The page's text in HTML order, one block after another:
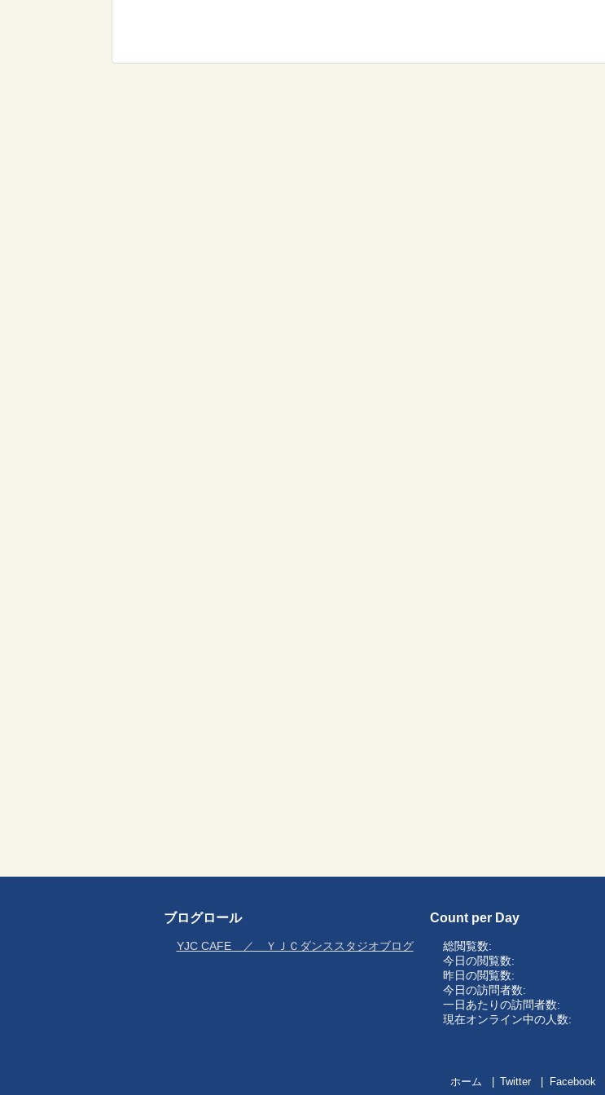
ブログロール
YJC CAFE ／ ＹＪＣダンススタジオブログ
Count per Day
総閲覧数:
今日の閲覧数:
昨日の閲覧数:
今日の訪問者数:
一日あたりの訪問者数:
現在オンライン中の人数:
ホーム Twitter Facebook